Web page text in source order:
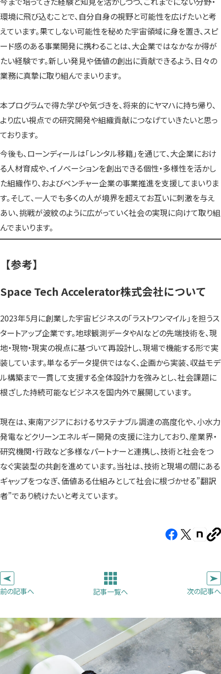
環境に飛び込むことで、自分自身の視野と可能性を広げたいと考
えています。果てしない可能性を秘めた宇宙領域に身を置き、スピ
ード感のある事業開発に携わることは、大企業ではなかなか得が
たい経験です。新しい発見や価値の創出に貢献できるよう、日々の
業務に真摯に取り組んでまいります。
本プログラムで得た学びや気づきを、将来的にヤマハに持ち帰り、
より広い視点での研究開発や組織貢献につなげていきたいと思っ
ております。
今後も、ローンディールは「レンタル移籍」を通じて、大企業におけ
る人材育成や、イノベーションを創出できる個性・多様性を活かし
た組織作り、およびベンチャー企業の事業推進を支援してまいりま
す。そして、一人でも多くの人が境界を超えてお互いに刺激を与え
あい、挑戦が波紋のように広がっていく社会の実現に向けて取り組
んでまいります。
【参考】
Space Tech Accelerator株式会社について
2023年5月に創業した宇宙ビジネスの「ラストワンマイル」を担うス
タートアップ企業です。地球観測データやAIなどの先端技術を、現
地・現物・現実の視点に基づいて再設計し、現場で機能する形で実
装しています。単なるデータ提供ではなく、企画から実装、収益モデ
ル構築まで一貫して支援する全体設計力を強みとし、社会課題に
根ざした持続可能なビジネスを国内外で展開しています。
現在は、東南アジアにおけるサステナブル調達の高度化や、小水力
発電などクリーンエネルギー開発の支援に注力しており、産業界・
研究機関・行政など多様なパートナーと連携し、技術と社会をつ
なぐ実装型の共創を進めています。当社は、技術と現場の間にある
ギャップをつなぎ、価値ある仕組みとして社会に根づかせる”翻訳
者”であり続けたいと考えています。
Facebook（新
き
ま
す）
X（新
き
ま
す）
note（新
で
き
ま
す）
ー
前の記事へ 記事一覧へ 次の記事へ